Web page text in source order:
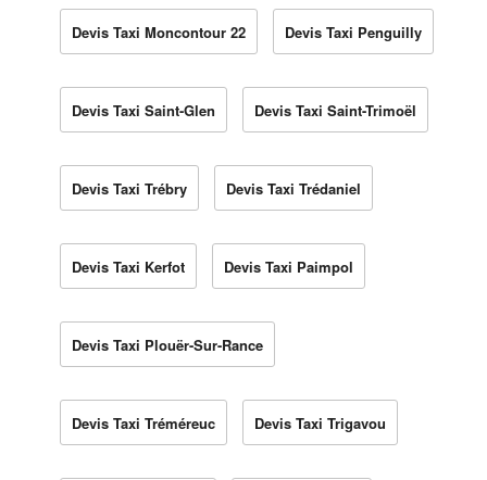
Devis Taxi Moncontour 22 Devis Taxi Penguilly
Devis Taxi Saint-Glen Devis Taxi Saint-Trimoël
Devis Taxi Trébry Devis Taxi Trédaniel
Devis Taxi Kerfot Devis Taxi Paimpol
Devis Taxi Plouër-Sur-Rance
Devis Taxi Tréméreuc Devis Taxi Trigavou